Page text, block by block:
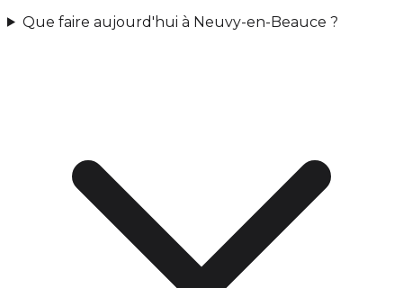
Que faire aujourd'hui à Neuvy-en-Beauce ?